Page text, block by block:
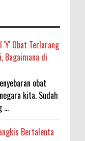
'Y' Obat Terlarang
Bagaimana di
obat
kita. Sudah
...
Bertalenta